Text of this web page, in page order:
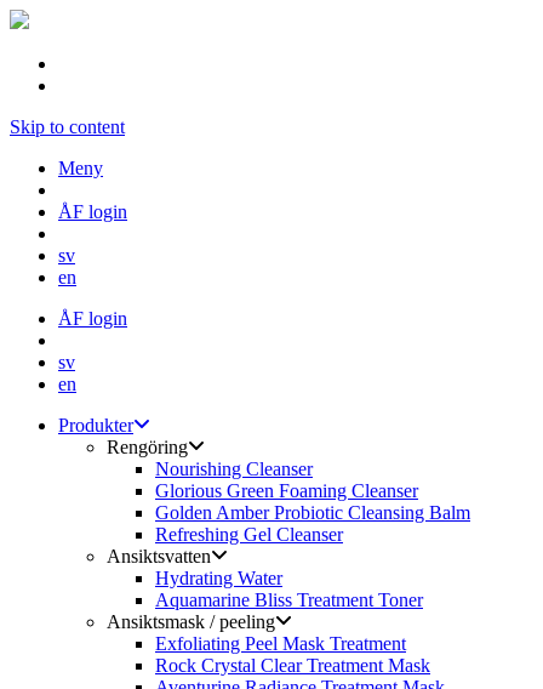
Skip to content
Meny
ÅF login
sv
en
ÅF login
sv
en
Produkter
Rengöring
Nourishing Cleanser
Glorious Green Foaming Cleanser
Golden Amber Probiotic Cleansing Balm
Refreshing Gel Cleanser
Ansiktsvatten
Hydrating Water
Aquamarine Bliss Treatment Toner
Ansiktsmask / peeling
Exfoliating Peel Mask Treatment
Rock Crystal Clear Treatment Mask